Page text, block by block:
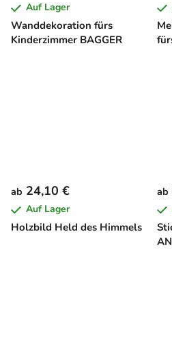
Wanddekoration fürs
Kinderzimmer BAGGER
Auf Lager
Holzbild Held des Himmels
ab 24,10 €
Auf Lager
ab